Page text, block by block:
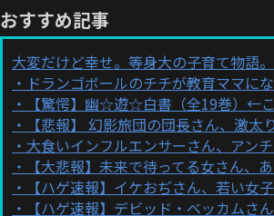
おすすめ記事
大変だけど幸せ。等身大の子育て物語。
ドランゴボールのチチが教育ママに
【驚愕】幽☆遊☆白書（全19巻）←
【悲報】 幻影旅団の団長さん、激太
大食いインフルエンサーさん、アン
【大悲報】未来で待ってる女さん、
【ハゲ速報】イケおぢさん、若い女
【ハゲ速報】デビッド・ベッカムさ